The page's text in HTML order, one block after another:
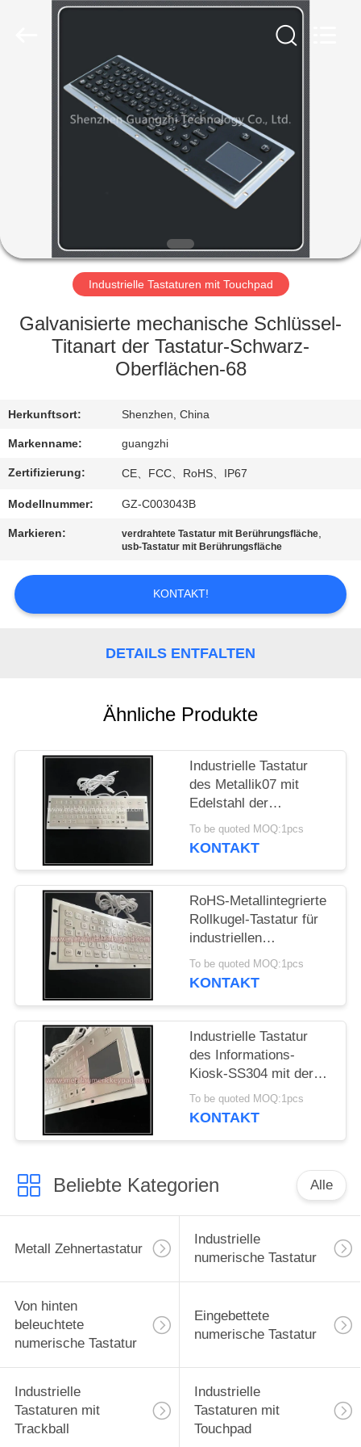
HAUS
PRODUKTE
ÜBER
FABRIK-
AUSFLUG
QUALITÄTSKONTROLLE
SIE
MIT
UNS
IN
VERBINDUNG
FORDERN
SIE
PRIVACY
POLICY
Industrielle Tastaturen mit Touchpad
Galvanisierte mechanische Schlüssel-
Titanart der Tastatur-Schwarz-
Oberflächen-68
Herkunftsort: Shenzhen, China
Markenname: guangzhi
Zertifizierung: CE、FCC、RoHS、IP67
Modellnummer: GZ-C003043B
Markieren: verdrahtete Tastatur mit Berührungsfläche,
usb-Tastatur mit Berührungsfläche
KONTAKT!
DETAILS ENTFALTEN
Ähnliche Produkte
Industrielle Tastatur
des Metallik07 mit
Edelstahl der
Berührungsflächen-304
To be quoted MOQ:1pcs
KONTAKT
RoHS-Metallintegrierte
Rollkugel-Tastatur für
industriellen
Informations-Kiosk
To be quoted MOQ:1pcs
KONTAKT
Industrielle Tastatur
des Informations-
Kiosk-SS304 mit der
Berührungsfläche
wasserdicht
To be quoted MOQ:1pcs
KONTAKT
Beliebte Kategorien Alle
Metall Zehnertastatur
Industrielle
numerische Tastatur
Von hinten
beleuchtete
numerische Tastatur
Eingebettete
numerische Tastatur
Industrielle
Tastaturen mit
Trackball
Industrielle
Tastaturen mit
Touchpad